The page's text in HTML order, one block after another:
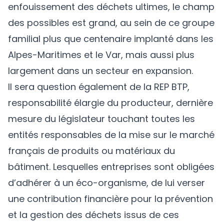
enfouissement des déchets ultimes, le champ
des possibles est grand, au sein de ce groupe
familial plus que centenaire implanté dans les
Alpes-Maritimes et le Var, mais aussi plus
largement dans un secteur en expansion.
Il sera question également de la REP BTP,
responsabilité élargie du producteur, dernière
mesure du législateur touchant toutes les
entités responsables de la mise sur le marché
français de produits ou matériaux du
bâtiment. Lesquelles entreprises sont obligées
d’adhérer à un éco-organisme, de lui verser
une contribution financière pour la prévention
et la gestion des déchets issus de ces